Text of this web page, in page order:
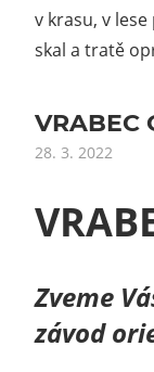
v krasu, v
skal a tratě
VRABEC
28. 3. 2022
Zveme
závod